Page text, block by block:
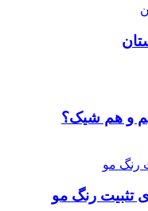
و هم شیک؟
تثبیت رنگ مو